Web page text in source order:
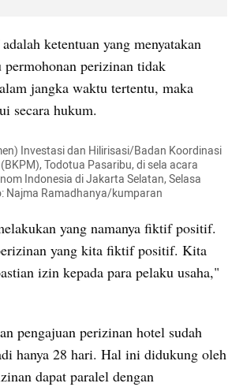
ketentuan yang menyatakan
permohonan perizinan tidak
jangka waktu tertentu, maka
secara hukum.
Investasi dan Hilirisasi/Badan Koordinasi
Todotua Pasaribu, di sela acara
Indonesia di Jakarta Selatan, Selasa
Najma Ramadhanya/kumparan
yang namanya fiktif positif.
yang kita fiktif positif. Kita
izin kepada para pelaku usaha,"
pengajuan perizinan hotel sudah
hanya 28 hari. Hal ini didukung oleh
dapat paralel dengan